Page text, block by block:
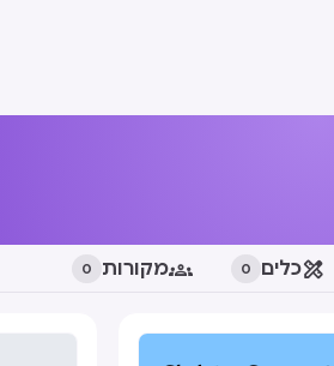
כלים 0
מקורות 0